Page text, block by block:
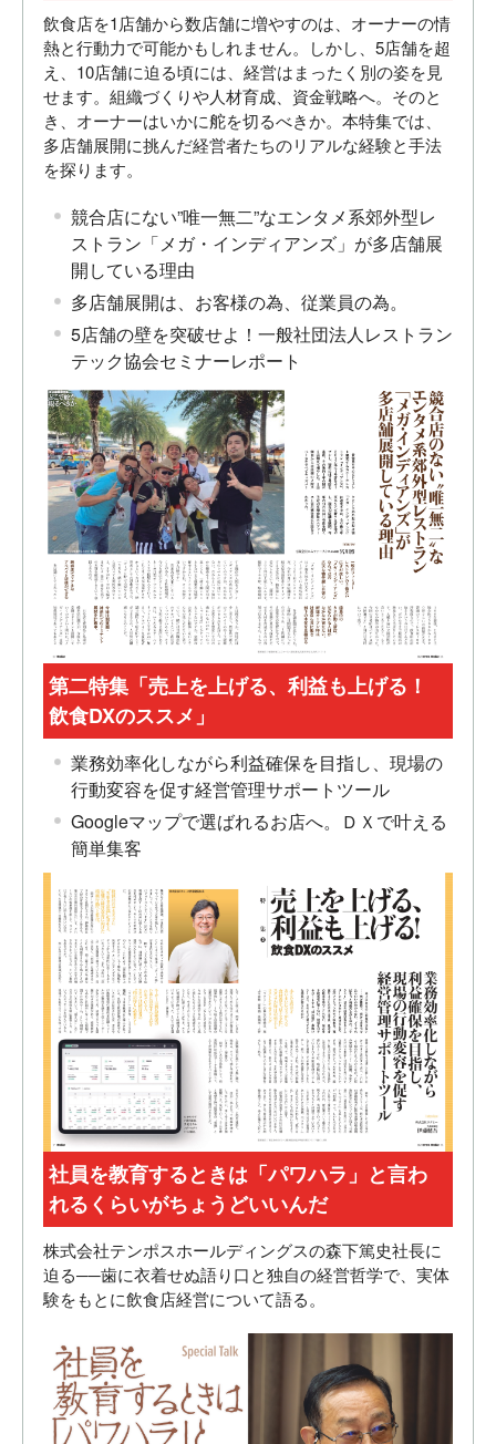
飲食店を1店舗から数店舗に増やすのは、オーナーの情
熱と行動力で可能かもしれません。しかし、5店舗を超
え、10店舗に迫る頃には、経営はまったく別の姿を見
せます。組織づくりや人材育成、資金戦略へ。そのと
き、オーナーはいかに舵を切るべきか。本特集では、
多店舗展開に挑んだ経営者たちのリアルな経験と手法
を探ります。
競合店にない”唯一無二”なエンタメ系郊外型レ
ストラン「メガ・インディアンズ」が多店舗展
開している理由
多店舗展開は、お客様の為、従業員の為。
5店舗の壁を突破せよ！一般社団法人レストラン
テック協会セミナーレポート
第二特集「売上を上げる、利益も上げる！
飲食DXのススメ」
業務効率化しながら利益確保を目指し、現場の
行動変容を促す経営管理サポートツール
Googleマップで選ばれるお店へ。ＤＸで叶える
簡単集客
社員を教育するときは「パワハラ」と言わ
れるくらいがちょうどいいんだ
株式会社テンポスホールディングスの森下篤史社長に
迫る──歯に衣着せぬ語り口と独自の経営哲学で、実体
験をもとに飲食店経営について語る。